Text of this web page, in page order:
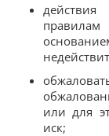
или для
иск;